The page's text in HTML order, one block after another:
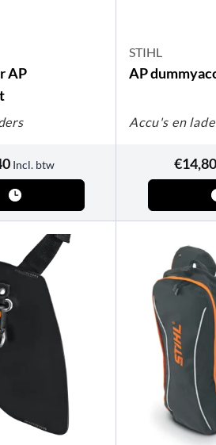
AP
Incl. btw
STIHL
AP
Accu's en
€14,80